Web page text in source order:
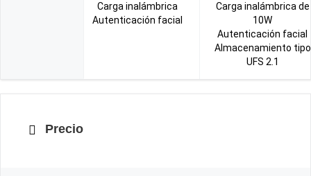
Carga inalámbrica
Autenticación facial
Carga inalámbrica de
10W
Autenticación facial
Almacenamiento tipo
UFS 2.1
Precio